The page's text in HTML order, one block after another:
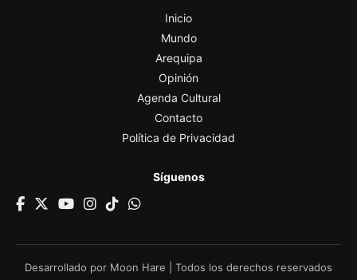
Inicio
Mundo
Arequipa
Opinión
Agenda Cultural
Contacto
Política de Privacidad
Síguenos
Desarrollado por Moon Hare | Todos los derechos reservados